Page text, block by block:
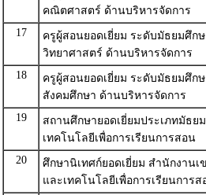
คณิตศาสตร์ ด้านบริหารจัดการ
17
ครูผู้สอนยอดเยี่ยม ระดับมัธยมศึก
วิทยาศาสตร์ ด้านบริหารจัดการ
18
ครูผู้สอนยอดเยี่ยม ระดับมัธยมศึก
สังคมศึกษา ด้านบริหารจัดการ
19
สถานศึกษายอดเยี่ยมประเภทมัธ
เทคโนโลยีเพื่อการเรียนการสอน
20
ศึกษานิเทศก์ยอดเยี่ยม สำนักงาน
และเทคโนโลยีเพื่อการเรียนการส